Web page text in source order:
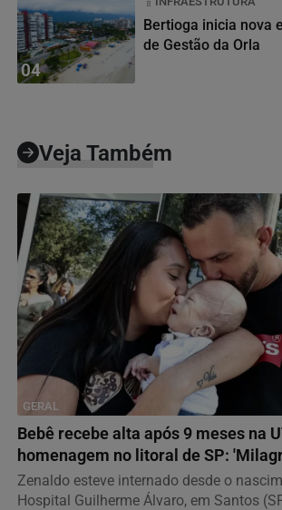
04
Bertioga inicia nova
de Gestão da Orla
Veja Também
GERAL
Bebê recebe alta após 9 meses na
homenagem no litoral de SP:
Zenaldo esteve internado desde o
Hospital Guilherme Álvaro, em Santos